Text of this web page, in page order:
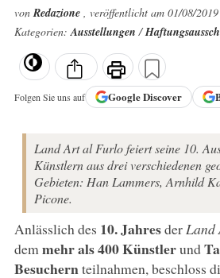
vonRedazione , veröffentlicht am 01/08/2019
Kategorien:Ausstellungen/
Folgen Sie uns auf GoogleDiscover
Land Art al Furlo feiert seine 10.
Künstlern aus drei verschiedenen
Gebieten: Han Lammers, Arnhild
Picone.
Anlässlich des 10. Jahresder Land
dem mehr als 400 Künstlerund
Besuchernteilnahmen, beschloss